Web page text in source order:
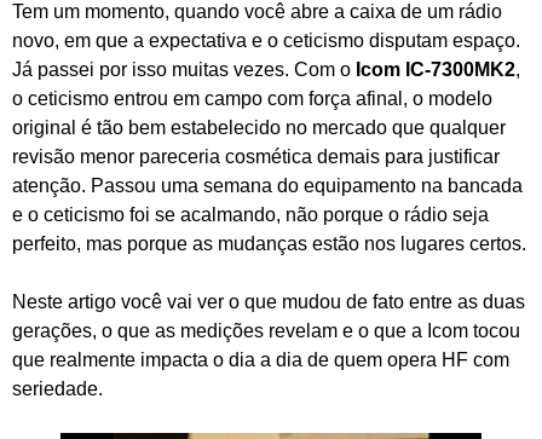
Tem um momento, quando você abre a caixa de um rádio
novo, em que a expectativa e o ceticismo disputam espaço.
Já passei por isso muitas vezes. Com o Icom IC-7300MK2,
o ceticismo entrou em campo com força afinal, o modelo
original é tão bem estabelecido no mercado que qualquer
revisão menor pareceria cosmética demais para justificar
atenção. Passou uma semana do equipamento na bancada
e o ceticismo foi se acalmando, não porque o rádio seja
perfeito, mas porque as mudanças estão nos lugares certos.
Neste artigo você vai ver o que mudou de fato entre as duas
gerações, o que as medições revelam e o que a Icom tocou
que realmente impacta o dia a dia de quem opera HF com
seriedade.